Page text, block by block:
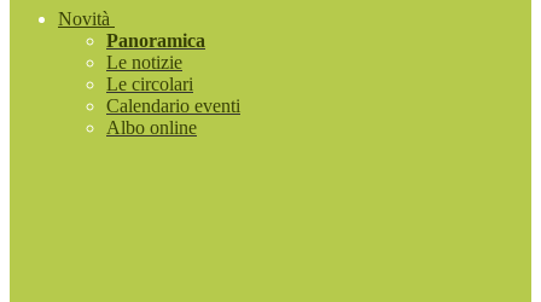
Novità
Panoramica
Le notizie
Le circolari
Calendario eventi
Albo online